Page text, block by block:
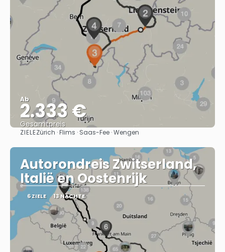
Ab
2.333 €
Gesamtpreis
Sehen
ZIELEZürich · Flims · Saas-Fee · Wengen
Autorondreis Zwitserland,
Italië en Oostenrijk
6 ZIELE 13 NÄCHTE